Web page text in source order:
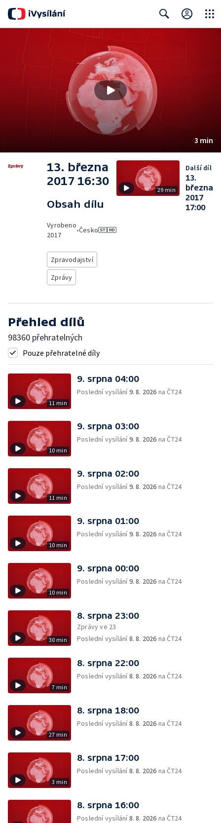
3 min
13. března
2017 16:30
Obsah dílu
Vyrobeno
2017
•Česko
Zpravodajství
Zprávy
29 min
Další díl
13.
března
2017
17:00
Přehled dílů
98360 přehratelných
Pouze přehratelné díly
11 min
9. srpna 04:00
Poslední vysílání9. 8. 2026 na ČT24
10 min
9. srpna 03:00
Poslední vysílání9. 8. 2026 na ČT24
11 min
9. srpna 02:00
Poslední vysílání9. 8. 2026 na ČT24
10 min
9. srpna 01:00
Poslední vysílání9. 8. 2026 na ČT24
10 min
9. srpna 00:00
Poslední vysílání9. 8. 2026 na ČT24
30 min
8. srpna 23:00
Zprávy ve 23
Poslední vysílání8. 8. 2026 na ČT24
7 min
8. srpna 22:00
Poslední vysílání8. 8. 2026 na ČT24
27 min
8. srpna 18:00
Poslední vysílání8. 8. 2026 na ČT24
3 min
8. srpna 17:00
Poslední vysílání8. 8. 2026 na ČT24
8. srpna 16:00
Poslední vysílání8. 8. 2026 na ČT24